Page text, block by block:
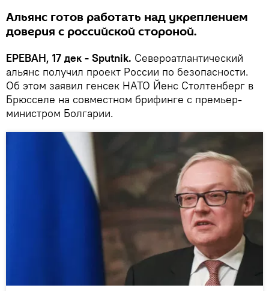
Альянс готов работать над укреплением
доверия с российской стороной.
ЕРЕВАН, 17 дек - Sputnik. Североатлантический
альянс получил проект России по безопасности.
Об этом заявил генсек НАТО Йенс Столтенберг в
Брюсселе на совместном брифинге с премьер-
министром Болгарии.